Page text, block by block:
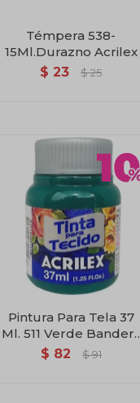
Témpera 538-
15Ml.Durazno Acrilex
$ 23 $ 25
Pintura Para Tela 37
Ml. 511 Verde Bandera
Acrilex
$ 82 $ 91